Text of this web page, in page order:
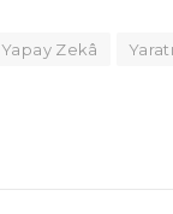
Yapay Zekâ